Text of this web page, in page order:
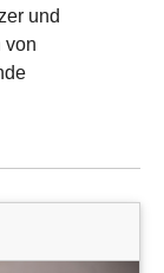
und
von